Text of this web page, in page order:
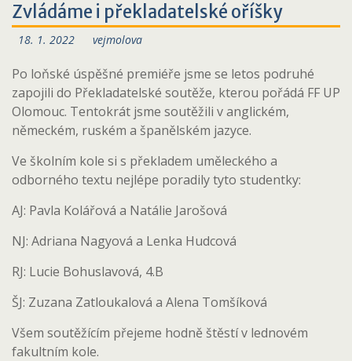
Zvládáme i překladatelské oříšky
18. 1. 2022 vejmolova
Po loňské úspěšné premiéře jsme se letos podruhé
zapojili do Překladatelské soutěže, kterou pořádá FF UP
Olomouc. Tentokrát jsme soutěžili v anglickém,
německém, ruském a španělském jazyce.
Ve školním kole si s překladem uměleckého a
odborného textu nejlépe poradily tyto studentky:
AJ: Pavla Kolářová a Natálie Jarošová
NJ: Adriana Nagyová a Lenka Hudcová
RJ: Lucie Bohuslavová, 4.B
ŠJ: Zuzana Zatloukalová a Alena Tomšíková
Všem soutěžícím přejeme hodně štěstí v lednovém
fakultním kole.